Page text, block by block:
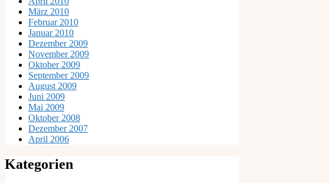
März 2010
Februar 2010
Januar 2010
Dezember 2009
November 2009
Oktober 2009
September 2009
August 2009
Juni 2009
Mai 2009
Oktober 2008
Dezember 2007
April 2006
Kategorien